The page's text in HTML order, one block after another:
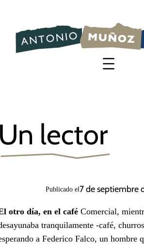
contenido
lector
Publicado el7 de septiembre
otro día, en el café Comercial,
tranquilamente -café,
a Federico Falco, un hombre